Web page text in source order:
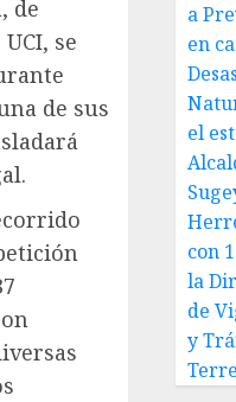
de
se
de sus
a
en
el
con
la
de
y